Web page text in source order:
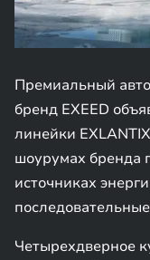
Премиальный
бренд EXEED
линейки
шоурумах бренда
источниках
Четырехдверное